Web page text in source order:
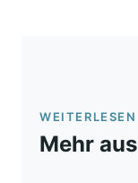
WEITERLESEN
Mehr